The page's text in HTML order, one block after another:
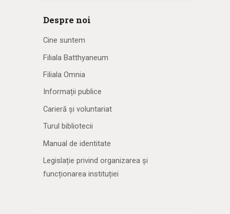
Despre noi
Cine suntem
Filiala Batthyaneum
Filiala Omnia
Informații publice
Carieră și voluntariat
Turul bibliotecii
Manual de identitate
Legislație privind organizarea și
funcționarea instituției